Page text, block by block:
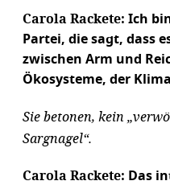
Carola Rackete: Ich
Partei, die sagt, dass
zwischen Arm und
Ökosysteme, der
Sie betonen, kein
Sargnagel“.
Carola Rackete: Das